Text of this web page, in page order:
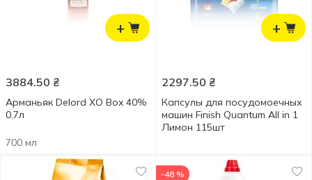
+
3884.50 ₴
Арманьяк Delord XO Box 40%
0,7л
700 мл
+
2297.50 ₴
Капсулы для посудомоечных
машин Finish Quantum All in 1
Лимон 115шт
-48 %